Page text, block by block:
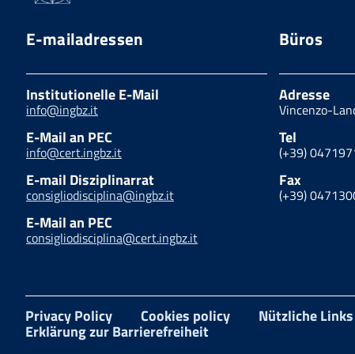
E-mailadressen
Institutionelle E-Mail
info@ingbz.it
E-Mail an PEC
info@cert.ingbz.it
E-mail Disziplinarrat
consigliodisciplina@ingbz.it
E-Mail an PEC
consigliodisciplina@cert.ingbz.it
Büros
Adresse
Vincenzo-
Tel
(+39)
Fax
(+39)
Privacy Policy Cookies policy Nützliche Links
Erklärung zur Barrierefreiheit